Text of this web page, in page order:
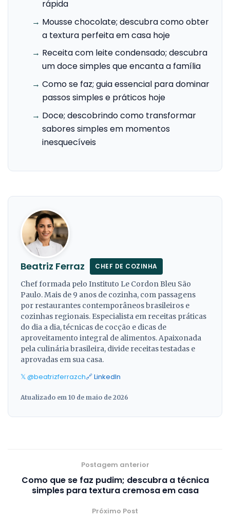
rápida
→ Mousse chocolate; descubra como obter
a textura perfeita em casa hoje
→ Receita com leite condensado; descubra
um doce simples que encanta a família
→ Como se faz; guia essencial para dominar
passos simples e práticos hoje
→ Doce; descobrindo como transformar
sabores simples em momentos
inesquecíveis
Beatriz Ferraz CHEF DE COZINHA
Chef formada pelo Instituto Le Cordon Bleu São
Paulo. Mais de 9 anos de cozinha, com passagens
por restaurantes contemporâneos brasileiros e
cozinhas regionais. Especialista em receitas práticas
do dia a dia, técnicas de cocção e dicas de
aproveitamento integral de alimentos. Apaixonada
pela culinária brasileira, divide receitas testadas e
aprovadas em sua casa.
𝕏 @beatrizferrazch🔗 LinkedIn
Atualizado em 10 de maio de 2026
Postagem anterior
Como que se faz pudim; descubra a técnica
simples para textura cremosa em casa
Próximo Post